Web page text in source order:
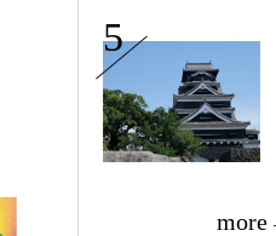
5
more